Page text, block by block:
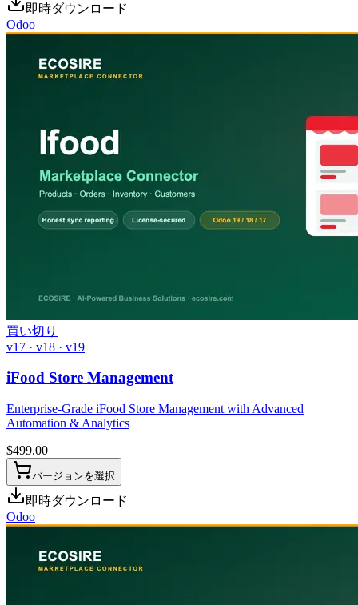
即時ダウンロード
Odoo
買い切り
v17 · v18 · v19
iFood Store Management
Enterprise-Grade iFood Store Management with Advanced
Automation & Analytics
$499.00
バージョンを選択
即時ダウンロード
Odoo